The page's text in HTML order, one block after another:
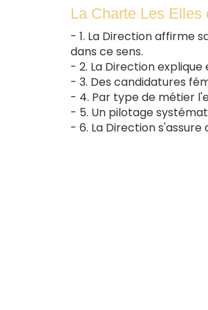
La Charte Les Elles
- 1. La Direction affirme
dans ce sens.
- 2. La Direction
- 3. Des candidatures
- 4. Par type de métier
- 5. Un pilotage
- 6. La Direction